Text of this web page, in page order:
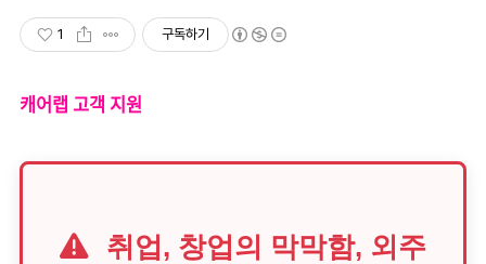
1 구독하기
캐어랩 고객 지원
취업, 창업의 막막함, 외주